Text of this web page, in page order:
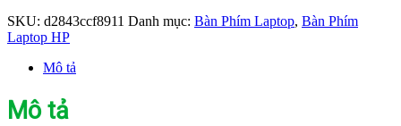
SKU: d2843ccf8911 Danh mục: Bàn Phím Laptop, Bàn Phím
Laptop HP
Mô tả
Mô tả